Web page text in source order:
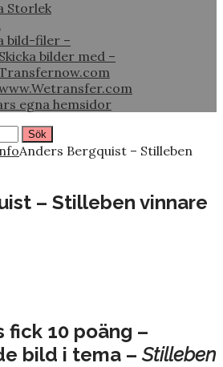
Storlek
bild-filer –
Skicka bilder med –
egna hemsidor
Anders Bergquist – Stilleben
– Stilleben vinnare
fick 10 poäng –
bild i tema – Stilleben